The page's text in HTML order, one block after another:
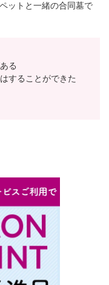
ットと一緒の合同墓で
る
することができた